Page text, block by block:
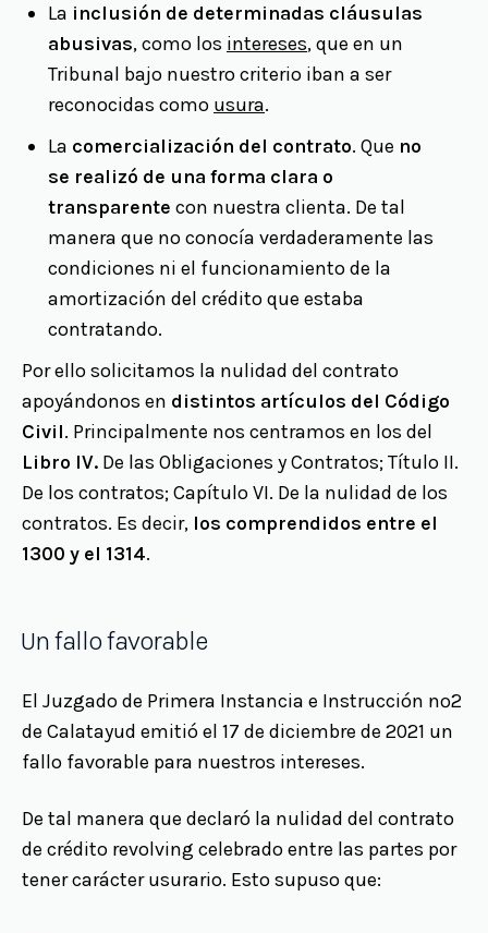
La inclusión de determinadas cláusulas
abusivas, como los intereses, que en un
Tribunal bajo nuestro criterio iban a ser
reconocidas como usura.
La comercialización del contrato. Que no
se realizó de una forma clara o
transparente con nuestra clienta. De tal
manera que no conocía verdaderamente las
condiciones ni el funcionamiento de la
amortización del crédito que estaba
contratando.
Por ello solicitamos la nulidad del contrato
apoyándonos en distintos artículos del Código
Civil. Principalmente nos centramos en los del
Libro IV. De las Obligaciones y Contratos; Título II.
De los contratos; Capítulo VI. De la nulidad de los
contratos. Es decir, los comprendidos entre el
1300 y el 1314.
Un fallo favorable
El Juzgado de Primera Instancia e Instrucción nº2
de Calatayud emitió el 17 de diciembre de 2021 un
fallo favorable para nuestros intereses.
De tal manera que declaró la nulidad del contrato
de crédito revolving celebrado entre las partes por
tener carácter usurario. Esto supuso que: